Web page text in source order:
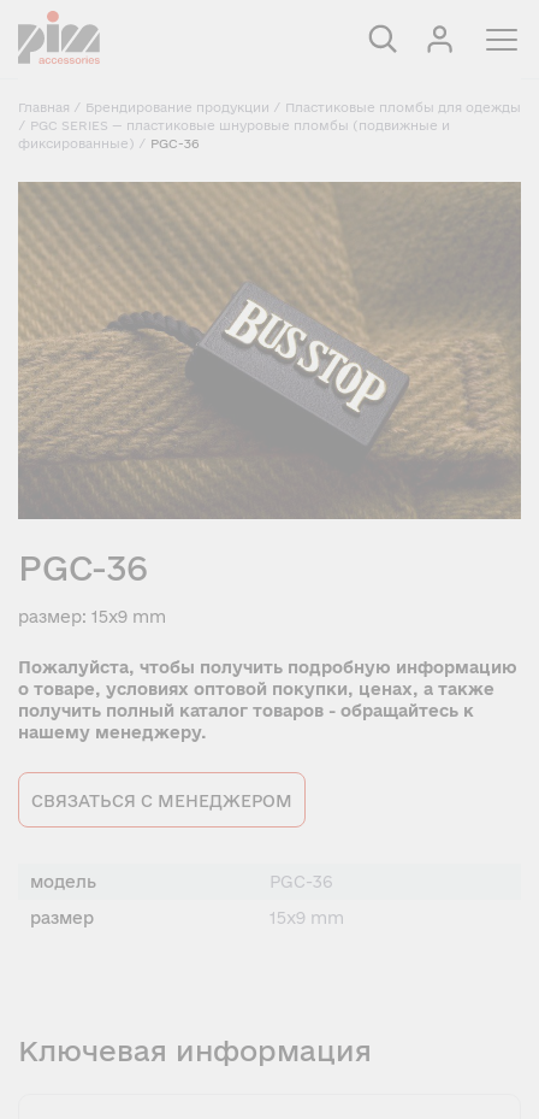
Главная / Брендирование продукции / Пластиковые пломбы для одежды
/ PGC SERIES — пластиковые шнуровые пломбы (подвижные и
фиксированные) / PGC-36
PGC-36
размер: 15x9 mm
Пожалуйста, чтобы получить подробную информацию
о товаре, условиях оптовой покупки, ценах, а также
получить полный каталог товаров - обращайтесь к
нашему менеджеру.
СВЯЗАТЬСЯ С МЕНЕДЖЕРОМ
модель
PGC-36
размер
15x9 mm
Ключевая информация